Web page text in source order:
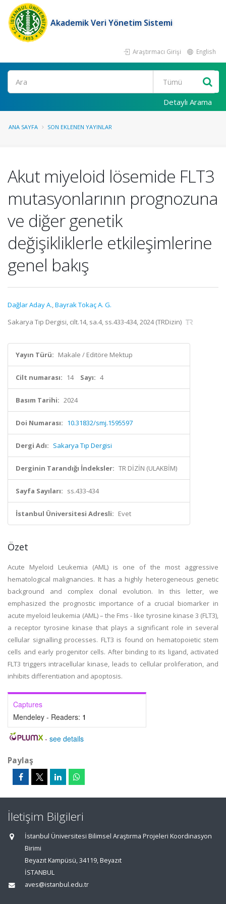
Akademik Veri Yönetim Sistemi
Araştırmacı Girişi English
Ara
Detaylı Arama
ANA SAYFA SON EKLENEN YAYINLAR
Akut miyeloid lösemide FLT3
mutasyonlarının prognozuna
ve diğer genetik
değişikliklerle etkileşimlerine
genel bakış
Dağlar Aday A.,Bayrak Tokaç A. G.
Sakarya Tıp Dergisi, cilt.14, sa.4, ss.433-434, 2024 (TRDizin)
Yayın Türü: Makale / Editöre Mektup
Cilt numarası: 14 Sayı: 4
Basım Tarihi: 2024
Doi Numarası: 10.31832/smj.1595597
Dergi Adı: Sakarya Tıp Dergisi
Derginin Tarandığı İndeksler: TR DİZİN (ULAKBİM)
Sayfa Sayıları: ss.433-434
İstanbul Üniversitesi Adresli: Evet
Özet
Acute Myeloid Leukemia (AML) is one of the most aggressive
hematological malignancies. It has a highly heterogeneous genetic
background and complex clonal evolution. In this letter, we
emphasized the prognostic importance of a crucial biomarker in
acute myeloid leukemia (AML) – the Fms - like tyrosine kinase 3 (FLT3),
a receptor tyrosine kinase that plays a significant role in several
cellular signalling processes. FLT3 is found on hematopoietic stem
cells and early progenitor cells. After binding to its ligand, activated
FLT3 triggers intracellular kinase, leads to cellular proliferation, and
inhibits differentiation and apoptosis.
Captures
Mendeley - Readers: 1
- see details
Paylaş
İletişim Bilgileri
İstanbul Üniversitesi Bilimsel Araştırma Projeleri Koordinasyon
Birimi
Beyazıt Kampüsü, 34119, Beyazıt
İSTANBUL
aves@istanbul.edu.tr